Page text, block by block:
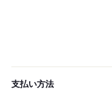
支払い方法